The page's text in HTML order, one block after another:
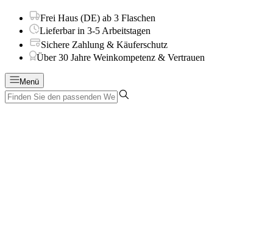
Frei Haus (DE) ab 3 Flaschen
Lieferbar in 3-5 Arbeitstagen
Sichere Zahlung & Käuferschutz
Über 30 Jahre Weinkompetenz & Vertrauen
Menü